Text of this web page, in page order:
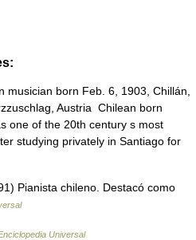
musician born Feb. 6, 1903, Chillán,
Austria Chilean born
one of the 20th century s most
studying privately in Santiago for
Pianista chileno. Destacó como
Universal